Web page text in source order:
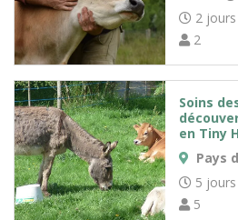
2 jours
2
Soins
en Tiny
Pays
5 jours
5